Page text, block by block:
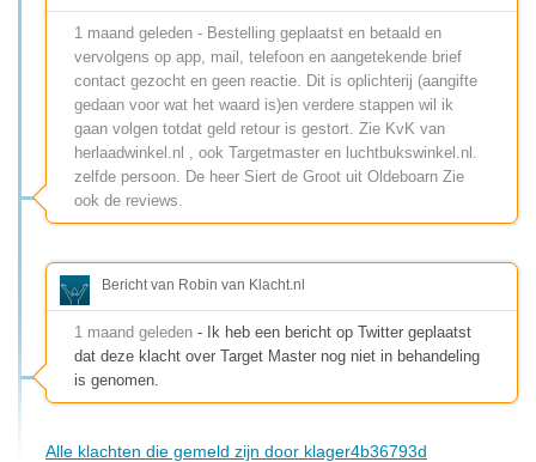
1 maand geleden - Bestelling geplaatst en betaald en
vervolgens op app, mail, telefoon en aangetekende brief
contact gezocht en geen reactie. Dit is oplichterij (aangifte
gedaan voor wat het waard is)en verdere stappen wil ik
gaan volgen totdat geld retour is gestort. Zie KvK van
herlaadwinkel.nl , ook Targetmaster en luchtbukswinkel.nl.
zelfde persoon. De heer Siert de Groot uit Oldeboarn Zie
ook de reviews.
Bericht van Robin van Klacht.nl
1 maand geleden - Ik heb een bericht op Twitter geplaatst
dat deze klacht over Target Master nog niet in behandeling
is genomen.
Alle klachten die gemeld zijn door klager4b36793d